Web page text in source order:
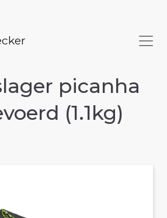
picanha
(1.1kg)